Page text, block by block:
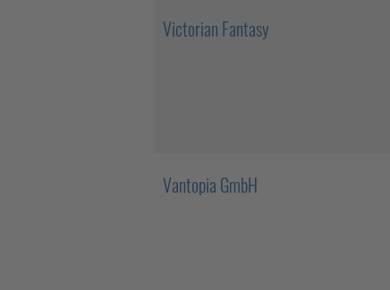
Victorian Fantasy
Vantopia GmbH